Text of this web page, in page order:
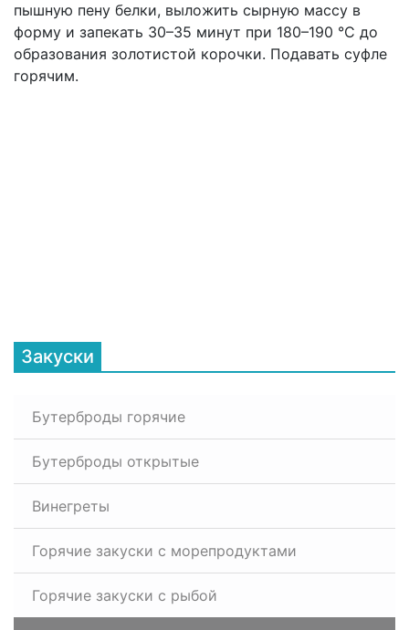
пышную пену белки, выложить сырную массу в
форму и запекать 30–35 минут при 180–190 °С до
образования золотистой корочки. Подавать суфле
горячим.
Закуски
Бутерброды горячие
Бутерброды открытые
Винегреты
Горячие закуски с морепродуктами
Горячие закуски с рыбой